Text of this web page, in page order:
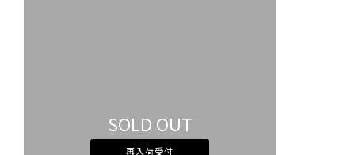
SOLD OUT
再入荷受付